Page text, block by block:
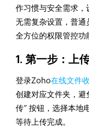
作习惯与安全需求，
无需复杂设置，普
全方位的权限管控功
1. 第一步：上
登录Zoho在线文件
创建对应文件夹，避
传” 按钮，选择本地
等待上传完成。